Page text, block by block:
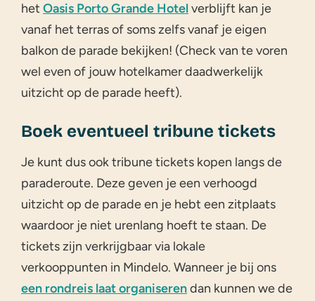
het Oasis Porto Grande Hotelverblijft kan je
vanaf het terras of soms zelfs vanaf je eigen
balkon de parade bekijken! (Check van te voren
wel even of jouw hotelkamer daadwerkelijk
uitzicht op de parade heeft).
Boek eventueel tribune tickets
Je kunt dus ook tribune tickets kopen langs de
paraderoute. Deze geven je een verhoogd
uitzicht op de parade en je hebt een zitplaats
waardoor je niet urenlang hoeft te staan. De
tickets zijn verkrijgbaar via lokale
verkooppunten in Mindelo. Wanneer je bij ons
een rondreis laat organiserendan kunnen we de